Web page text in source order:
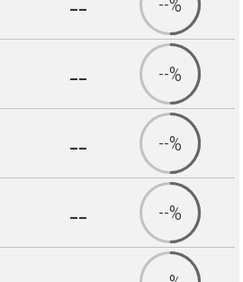
-- --%
-- --%
-- --%
-- --%